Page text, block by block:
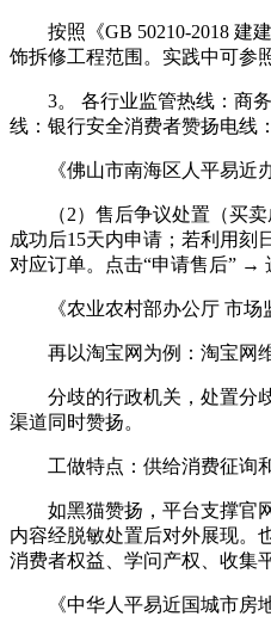
按照《GB 50210-2018 建建
饰拆修工程范围。实践中可参
3。 各行业监管热线：商务
线：银行安全消费者赞扬电线
《佛山市南海区人平易近办
（2）售后争议处置（买卖
成功后15天内申请；若利用刻
对应订单。点击“申请售后” →
《农业农村部办公厅 市场监
再以淘宝网为例：淘宝网维
分歧的行政机关，处置分歧
渠道同时赞扬。
工做特点：供给消费征询和
如黑猫赞扬，平台支撑官网
内容经脱敏处置后对外展现。
消费者权益、学问产权、收集
《中华人平易近国城市房地